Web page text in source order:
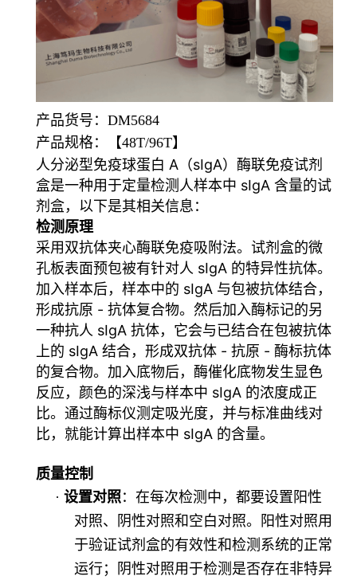
产品货号：DM5684
产品规格：【48T/96T】
人分泌型免疫球蛋白 A（sIgA）酶联免疫试剂
盒是一种用于定量检测人样本中 sIgA 含量的试
剂盒，以下是其相关信息：
检测原理
采用双抗体夹心酶联免疫吸附法。试剂盒的微
孔板表面预包被有针对人 sIgA 的特异性抗体。
加入样本后，样本中的 sIgA 与包被抗体结合，
形成抗原 - 抗体复合物。然后加入酶标记的另
一种抗人 sIgA 抗体，它会与已结合在包被抗体
上的 sIgA 结合，形成双抗体 - 抗原 - 酶标抗体
的复合物。加入底物后，酶催化底物发生显色
反应，颜色的深浅与样本中 sIgA 的浓度成正
比。通过酶标仪测定吸光度，并与标准曲线对
比，就能计算出样本中 sIgA 的含量。
质量控制
· 设置对照：在每次检测中，都要设置阳性
对照、阴性对照和空白对照。阳性对照用
于验证试剂盒的有效性和检测系统的正常
运行；阴性对照用于检测是否存在非特异